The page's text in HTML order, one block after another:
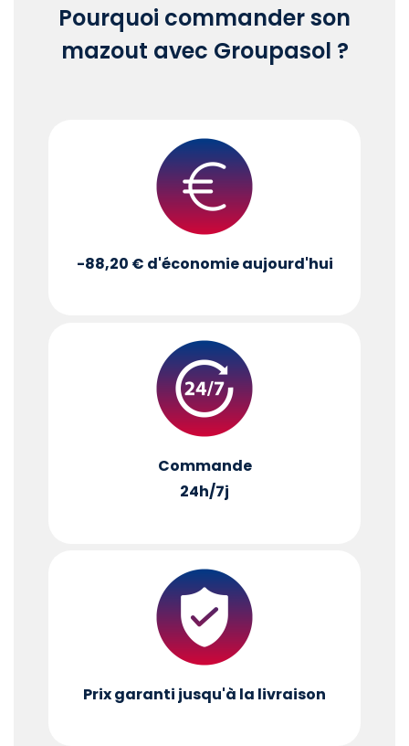
Pourquoi commander son
mazout avec Groupasol ?
-88,20 € d'économie aujourd'hui
Commande
24h/7j
Prix garanti jusqu'à la livraison